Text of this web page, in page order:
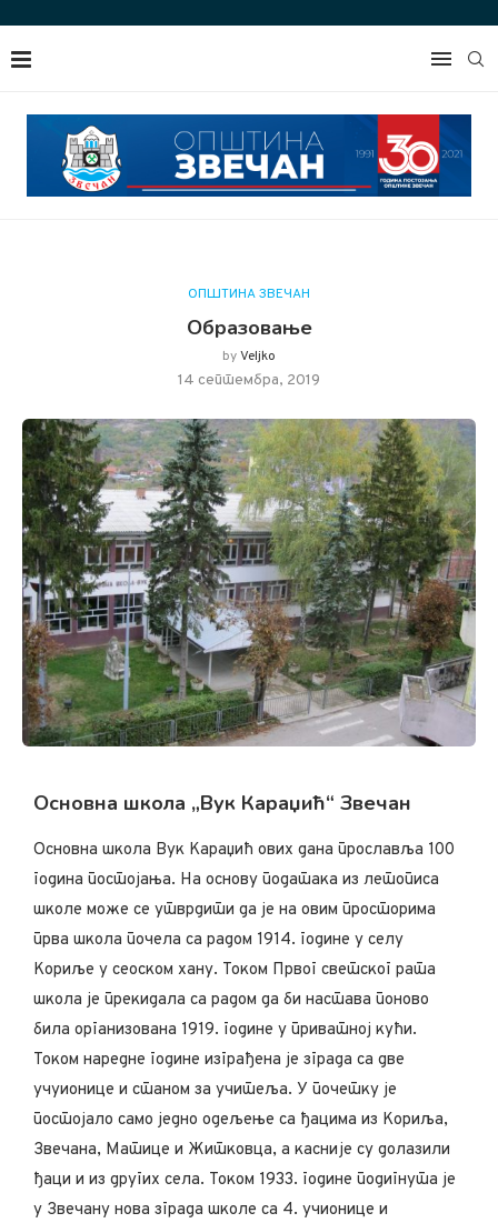
ОПШТИНА ЗВЕЧАН
Образовање
byVeljko
14 септембра, 2019
Основна школа „Вук Караџић“ Звечан
Основна школа Вук Караџић ових дана прославља 100
година постојања. На основу података из летописа
школе може се утврдити да је на овим просторима
прва школа почела са радом 1914. године у селу
Кориље у сеоском хану. Током Првог светског рата
школа је прекидала са радом да би настава поново
била организована 1919. године у приватној кући.
Током наредне године изграђена је зграда са две
учуионице и станом за учитеља. У почетку је
постојало само једно одељење са ђацима из Кориља,
Звечана, Матице и Житковца, а касније су долазили
ђаци и из других села. Током 1933. године подигнута је
у Звечану нова зграда школе са 4. учионице и